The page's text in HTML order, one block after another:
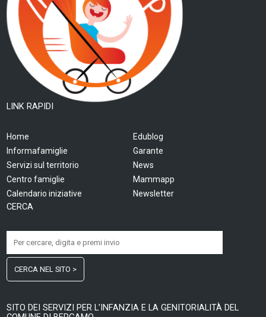
LINK RAPIDI
Home
Informafamiglie
Servizi sul territorio
Centro famiglie
Calendario iniziative
Edublog
Garante
News
Mammapp
Newsletter
CERCA
CERCA NEL SITO >
SITO DEI SERVIZI PER L'INFANZIA E LA GENITORIALITÀ DEL